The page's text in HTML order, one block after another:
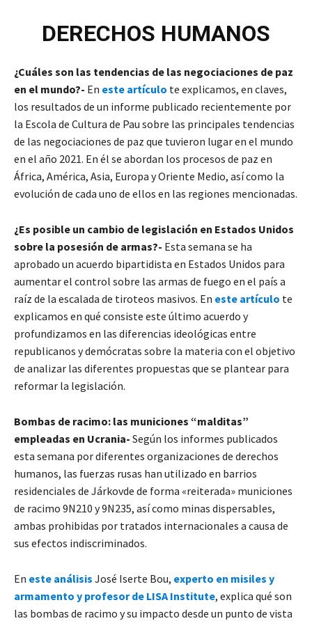
DERECHOS HUMANOS
¿Cuáles son las tendencias de las negociaciones de paz
en el mundo?- En este artículo te explicamos, en claves,
los resultados de un informe publicado recientemente por
la Escola de Cultura de Pau sobre las principales tendencias
de las negociaciones de paz que tuvieron lugar en el mundo
en el año 2021. En él se abordan los procesos de paz en
África, América, Asia, Europa y Oriente Medio, así como la
evolución de cada uno de ellos en las regiones mencionadas.
¿Es posible un cambio de legislación en Estados Unidos
sobre la posesión de armas?- Esta semana se ha
aprobado un acuerdo bipartidista en Estados Unidos para
aumentar el control sobre las armas de fuego en el país a
raíz de la escalada de tiroteos masivos. En este artículo te
explicamos en qué consiste este último acuerdo y
profundizamos en las diferencias ideológicas entre
republicanos y demócratas sobre la materia con el objetivo
de analizar las diferentes propuestas que se plantear para
reformar la legislación.
Bombas de racimo: las municiones “malditas”
empleadas en Ucrania- Según los informes publicados
esta semana por diferentes organizaciones de derechos
humanos, las fuerzas rusas han utilizado en barrios
residenciales de Járkovde de forma «reiterada» municiones
de racimo 9N210 y 9N235, así como minas dispersables,
ambas prohibidas por tratados internacionales a causa de
sus efectos indiscriminados.
En este análisis José Iserte Bou, experto en misiles y
armamento y profesor de LISA Institute, explica qué son
las bombas de racimo y su impacto desde un punto de vista